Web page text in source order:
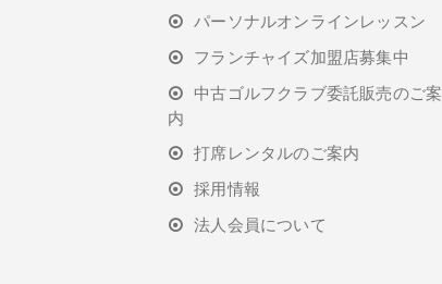
パーソナルオンラインレッスン
フランチャイズ加盟店募集中
中古ゴルフクラブ委託販売のご案
内
打席レンタルのご案内
採用情報
法人会員について